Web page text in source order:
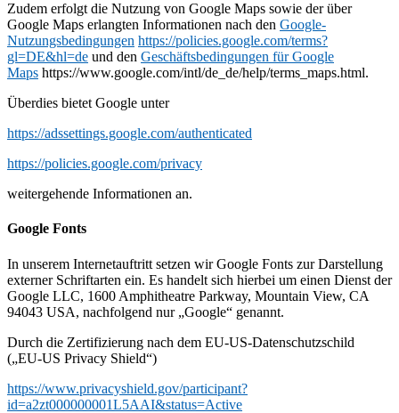
Zudem erfolgt die Nutzung von Google Maps sowie der über
Google Maps erlangten Informationen nach den Google-
Nutzungsbedingungen https://policies.google.com/terms?
gl=DE&hl=de und den Geschäftsbedingungen für Google
Maps https://www.google.com/intl/de_de/help/terms_maps.html.
Überdies bietet Google unter
https://adssettings.google.com/authenticated
https://policies.google.com/privacy
weitergehende Informationen an.
Google Fonts
In unserem Internetauftritt setzen wir Google Fonts zur Darstellung
externer Schriftarten ein. Es handelt sich hierbei um einen Dienst der
Google LLC, 1600 Amphitheatre Parkway, Mountain View, CA
94043 USA, nachfolgend nur „Google“ genannt.
Durch die Zertifizierung nach dem EU-US-Datenschutzschild
(„EU-US Privacy Shield“)
https://www.privacyshield.gov/participant?
id=a2zt000000001L5AAI&status=Active